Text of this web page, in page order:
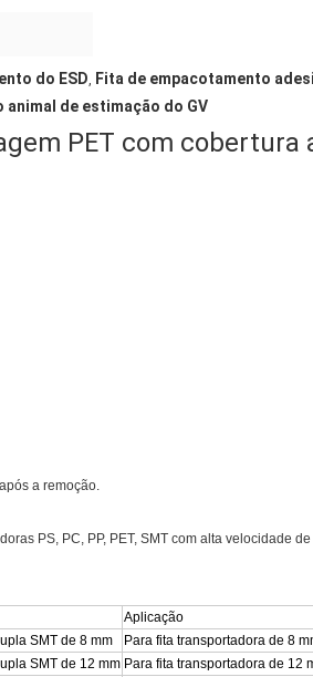
do ESD, Fita de empacotamento
animal de estimação do GV
PET com
a remoção.
PS, PC, PP, PET, SMT com alta velocidade de
Aplicação
SMT de 8 mm
Para fita transportadora de 8
SMT de 12 mm Para fita transportadora de 12